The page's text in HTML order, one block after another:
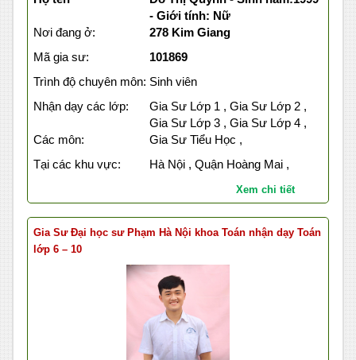
- Giới tính: Nữ
Nơi đang ở:
278 Kim Giang
Mã gia sư:
101869
Trình độ chuyên môn: Sinh viên
Nhận dạy các lớp:
Gia Sư Lớp 1 , Gia Sư Lớp 2 ,
Gia Sư Lớp 3 , Gia Sư Lớp 4 ,
Các môn:
Gia Sư Tiểu Học ,
Tại các khu vực:
Hà Nội , Quận Hoàng Mai ,
Xem chi tiết
Gia Sư Đại học sư Phạm Hà Nội khoa Toán nhận dạy Toán
lớp 6 – 10